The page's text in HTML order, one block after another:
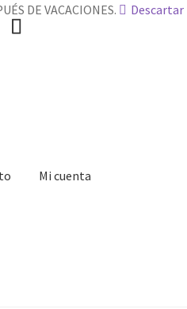
DE VACACIONES. Descartar
Mi cuenta